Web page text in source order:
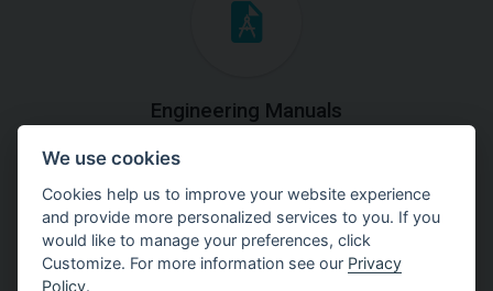
Engineering Manuals
Step by steps guides on how
to solve a specific tasks.
We use cookies
Cookies help us to improve your website experience
and provide more personalized services to you. If you
would like to manage your preferences, click
Customize. For more information see our Privacy
Policy.